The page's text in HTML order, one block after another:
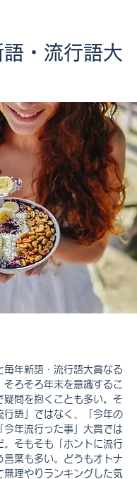
・流行語大
毎年新語・流行語大賞なる
そろそろ年末を意識するこ
疑問を抱くことも多い。そ
行語」ではなく、「今年の
今年流行った事」大賞では
。そもそも「ホントに流行
言葉も多い。どうもオトナ
無理やりランキングした気